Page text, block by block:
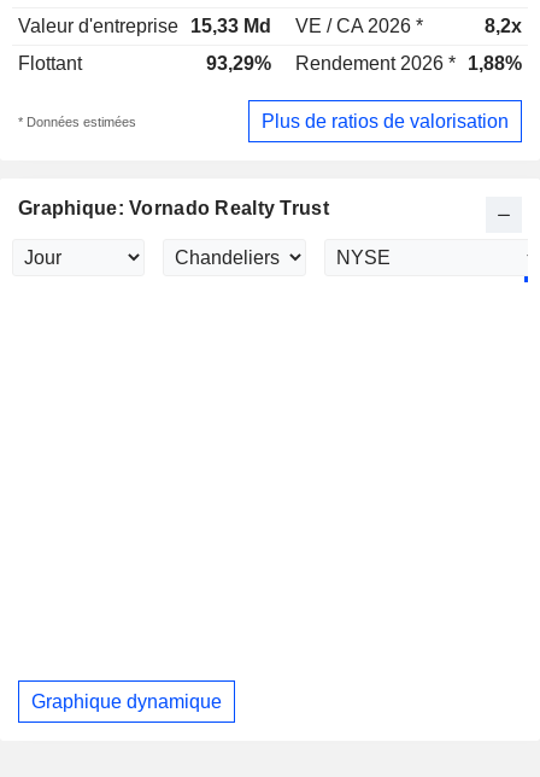
Valeur d'entreprise
15,33 Md VE / CA 2026 *
8,2x
Flottant
93,29% Rendement 2026 * 1,88%
* Données estimées Plus de ratios de valorisation
Graphique: Vornado Realty Trust
Graphique dynamique